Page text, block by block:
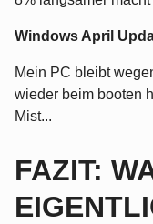
Windows April
Mein PC bleibt
wieder beim booten
Mist...
FAZIT: